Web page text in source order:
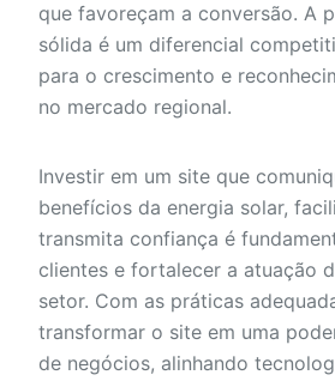
que favoreçam a conversão. A
sólida é um diferencial
para o crescimento e
no mercado regional.
Investir em um site que
benefícios da energia solar,
transmita confiança é
clientes e fortalecer a atuação
setor. Com as práticas
transformar o site em uma
de negócios, alinhando